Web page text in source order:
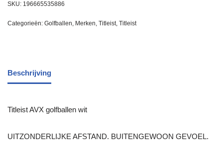
SKU: 196665535886
Categorieën: Golfballen, Merken, Titleist, Titleist
Beschrijving
Titleist AVX golfballen wit
UITZONDERLIJKE AFSTAND. BUITENGEWOON GEVOEL.